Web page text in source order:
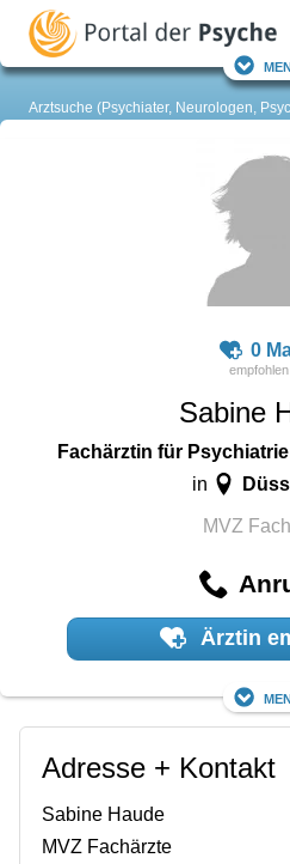
Arztsuche (Psychiater, Neurologen,
0
Sabine
Fachärztin für
in
MVZ
Ärztin
Adresse + Kontakt
Sabine Haude
MVZ Fachärzte